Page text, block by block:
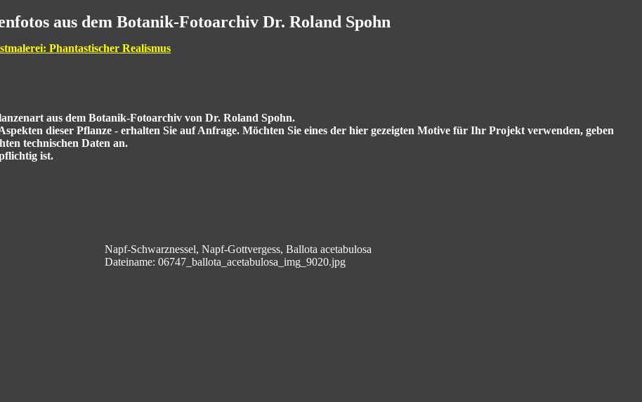
aus dem Botanik-Fotoarchiv Dr. Roland Spohn
Phantastischer Realismus
aus dem Botanik-Fotoarchiv von Dr. Roland Spohn.
dieser Pflanze - erhalten Sie auf Anfrage. Möchten Sie eines der hier gezeigten Motive für Ihr Projekt verwenden, geben
technischen Daten an.
ist.
Napf-Schwarznessel, Napf-Gottvergess, Ballota acetabulosa
Dateiname: 06747_ballota_acetabulosa_img_9020.jpg